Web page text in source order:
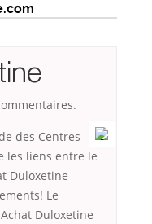
des Centres
les liens entre le
Duloxetine
Le
Duloxetine